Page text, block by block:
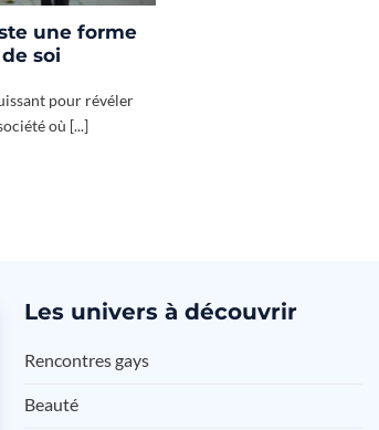
une forme
soi
pour révéler
où [...]
Les univers à découvrir
Rencontres gays
Beauté